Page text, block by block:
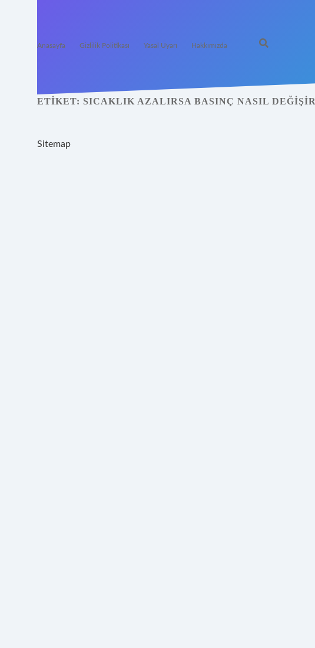
Anasayfa Gizlilik Politikası Yasal Uyarı Hakkımızda
ETIKET: SICAKLIK AZALIRSA BASINÇ NASIL DEĞIŞIR
Sitemap